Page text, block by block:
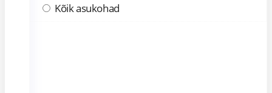
Kõik asukohad